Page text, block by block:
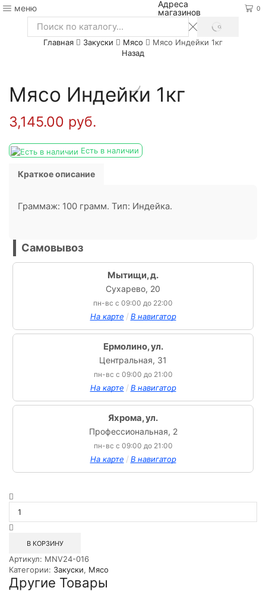
меню
Адреса
магазинов
0
Search
input
SEARCH
Главная Закуски Мясо
Мясо Индейки 1кг
Назад
Мясо Индейки 1кг
3,145.00 руб.
Есть в наличии
Краткое описание
Граммаж: 100 грамм. Тип: Индейка.
Самовывоз
Мытищи, д.
Сухарево, 20
пн-вс с 09:00 до 22:00
На карте / В навигатор
Ермолино, ул.
Центральная, 31
пн-вс с 09:00 до 21:00
На карте / В навигатор
Яхрома, ул.
Профессиональная, 2
пн-вс с 09:00 до 21:00
На карте / В навигатор
товара
Мясо
В КОРЗИНУ
Артикул: MNV24-016
Категории: Закуски, Мясо
Другие Товары